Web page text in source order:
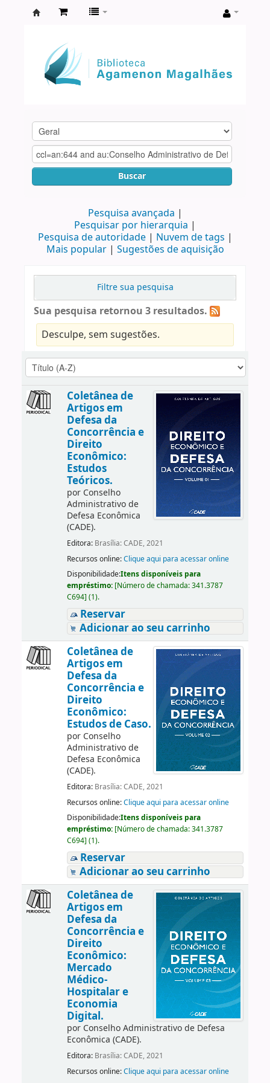
Agamenon
Magalhães
Buscar
Pesquisa avançada
Pesquisar por hierarquia
Pesquisa de autoridade
Nuvem de tags
Mais popular
Sugestões de aquisição
Filtre sua pesquisa
Sua pesquisa retornou 3 resultados.
Desculpe, sem sugestões.
Coletânea de
Artigos em
Defesa da
Concorrência e
Direito
Econômico:
Estudos
Teóricos.
por Conselho
Administrativo de
Defesa Econômica
(CADE).
Editora: Brasília: CADE, 2021
Recursos online:Clique aqui para acessar online
Disponibilidade:Itens disponíveis para
empréstimo: [Número de chamada:341.3787
C694] (1).
Reservar
Adicionar ao seu carrinho
Coletânea de
Artigos em
Defesa da
Concorrência e
Direito
Econômico:
Estudos de Caso.
por Conselho
Administrativo de
Defesa Econômica
(CADE).
Editora: Brasília: CADE, 2021
Recursos online:Clique aqui para acessar online
Disponibilidade:Itens disponíveis para
empréstimo: [Número de chamada:341.3787
C694] (1).
Reservar
Adicionar ao seu carrinho
Coletânea de
Artigos em
Defesa da
Concorrência e
Direito
Econômico:
Mercado
Médico-
Hospitalar e
Economia
Digital.
por Conselho Administrativo de Defesa
Econômica (CADE).
Editora: Brasília: CADE, 2021
Recursos online:Clique aqui para acessar online